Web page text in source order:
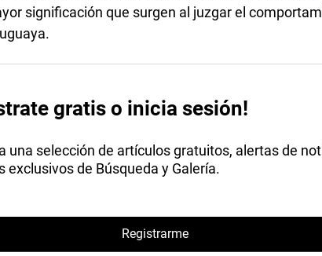
significación que surgen al juzgar el
gratis o inicia sesión!
una selección de artículos gratuitos, alertas de
exclusivos de Búsqueda y Galería.
Registrarme